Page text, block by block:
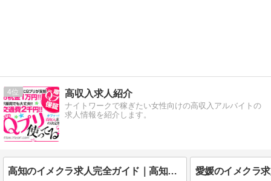
4 高収入求人紹介
ナイトワークで稼ぎたい女性向けの高収入アルバイトの
求人情報を紹介します。
高知のイメクラ求人完全ガイド｜高知市・はりまや橋・帯屋町・追手筋・南国・香南・須崎・四万十・宿毛・安芸の街選び